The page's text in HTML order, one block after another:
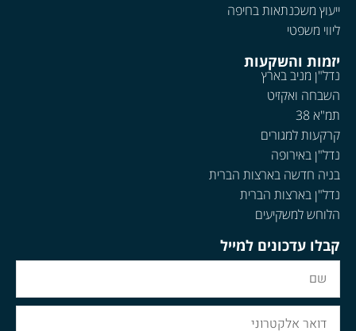
ייעוץ משכנתאות בחיפה
ליווי משפטי
יזמות והשקעות
נדל"ן מניב בארץ
השבחה ואקזיט
תמ"א 38
קרקעות למגורים
נדל"ן באירופה
בניה חדשה בארצות הברית
נדל"ן בארצות הברית
הלוחש למשקיעים
קבלו עדכונים למייל